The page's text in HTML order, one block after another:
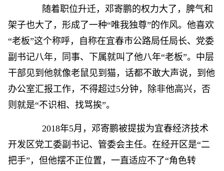
随着职位升迁，邓寄鹏的权力大了，脾气和
架子也大了，形成了一种“唯我独尊”的作风。他喜欢
“老板”这个称呼，自称在宜春市公路局任局长、党委
副书记八年，同事、下属就叫了他八年“老板”。中层
干部见到他就像老鼠见到猫，话都不敢大声说，到他
办公室汇报工作，不得超过5分钟，除非他高兴，否
则就是“不识相、找骂挨”。
2018年5月，邓寄鹏被提拔为宜春经济技术
开发区党工委副书记、管委会主任。在经开区是“二
把手”，但他摆不正位置，一直适应不了“角色转